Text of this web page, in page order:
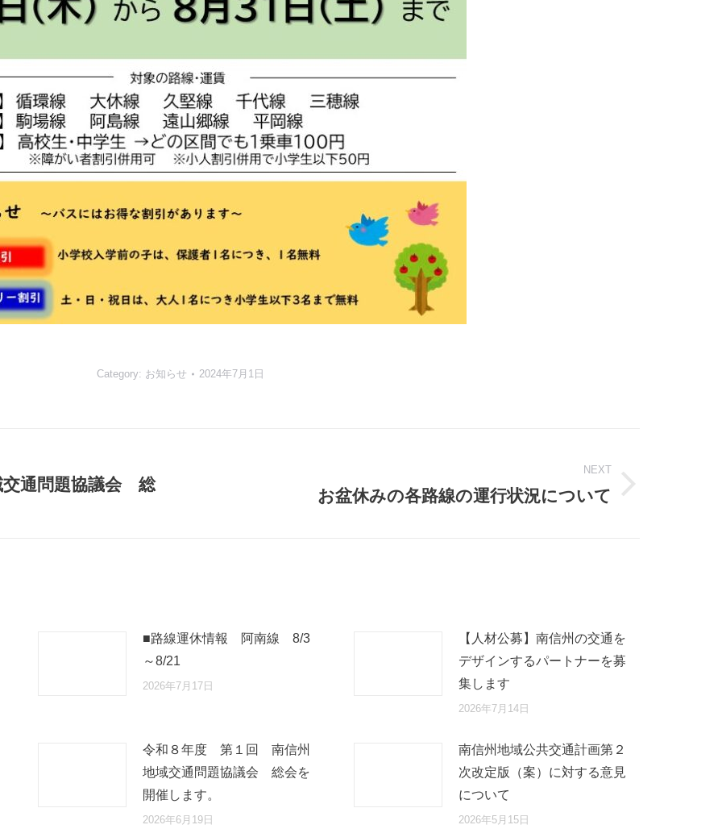
Category: お知らせ 2024年7月1日
通問題協議会 総
NEXT
お盆休みの各路線の運行状況について
■路線運休情報 阿南線 8/3
～8/21
2026年7月17日
【人材公募】南信州の交通を
デザインするパートナーを募
集します
2026年7月14日
令和８年度 第１回 南信州
地域交通問題協議会 総会を
開催します。
2026年6月19日
南信州地域公共交通計画第２
次改定版（案）に対する意見
について
2026年5月15日